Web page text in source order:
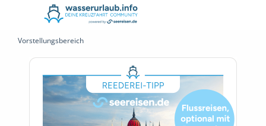
Vorstellungsbereich